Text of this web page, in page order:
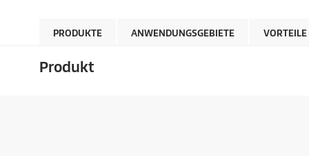
PRODUKTE ANWENDUNGSGEBIETE VORTEILE
Produkt